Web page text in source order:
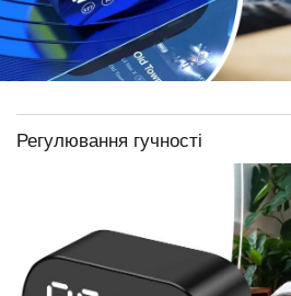
Регулювання гучності